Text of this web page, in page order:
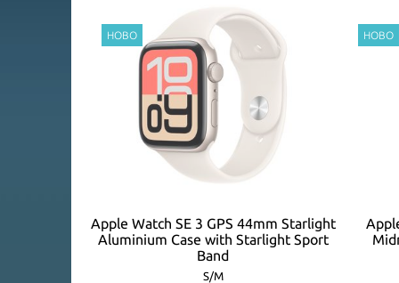
Apple Watch SE 3 GPS 44mm Starlight
Aluminium Case with Starlight Sport
Band
S/M